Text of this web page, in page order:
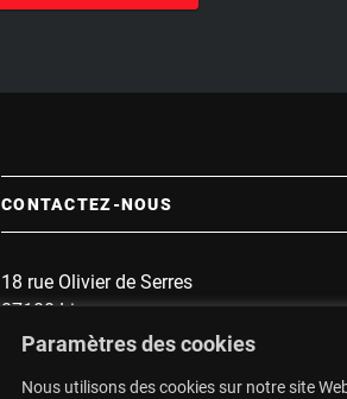
Paramètres des cookies
Nous utilisons des cookies sur notre site
n
CONTACTEZ-NOUS
18 rue Olivier de Serres
87100 Limoges
BP :1135